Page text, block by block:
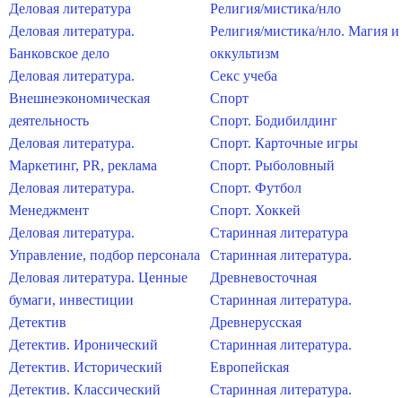
Деловая литература
Деловая литература.
Банковское дело
Деловая литература.
Внешнеэкономическая
деятельность
Деловая литература.
Маркетинг, PR, реклама
Деловая литература.
Менеджмент
Деловая литература.
Управление, подбор персонала
Деловая литература. Ценные
бумаги, инвестиции
Детектив
Детектив. Иронический
Детектив. Исторический
Детектив. Классический
Религия/мистика/нло
Религия/мистика/нло. Магия и
оккультизм
Секс учеба
Спорт
Спорт. Бодибилдинг
Спорт. Карточные игры
Спорт. Рыболовный
Спорт. Футбол
Спорт. Хоккей
Старинная литература
Старинная литература.
Древневосточная
Старинная литература.
Древнерусская
Старинная литература.
Европейская
Старинная литература.